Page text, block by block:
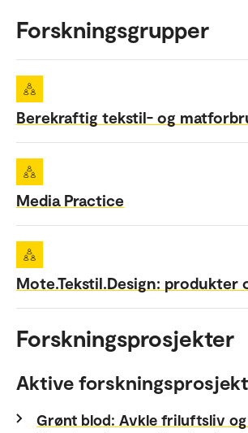
Forskningsgrupper
Berekraftig tekstil- og
Media Practice
Mote.Tekstil.Design: produkter
Forskningsprosjekter
Aktive
Grønt blod: Avkle friluftsliv